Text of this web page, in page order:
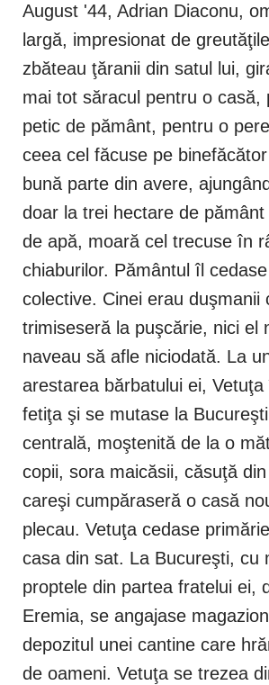
August '44, Adrian Diaconu,
largă, impresionat de
zbăteau ţăranii din satul lui,
mai tot săracul pentru o casă,
petic de pământ, pentru o
ceea cel făcuse pe
bună parte din avere,
doar la trei hectare de
de apă, moară cel trecuse în
chiaburilor. Pământul îl
colective. Cinei erau duşmanii
trimiseseră la puşcărie, nici el
naveau să afle niciodată. La
arestarea bărbatului ei,
fetiţa şi se mutase la
centrală, moştenită de la o
copii, sora maicăsii, căsuţă
careşi cumpăraseră o casă
plecau. Vetuţa cedase
casa din sat. La Bucureşti, cu
proptele din partea fratelui ei,
Eremia, se angajase
depozitul unei cantine care
de oameni. Vetuţa se trezea